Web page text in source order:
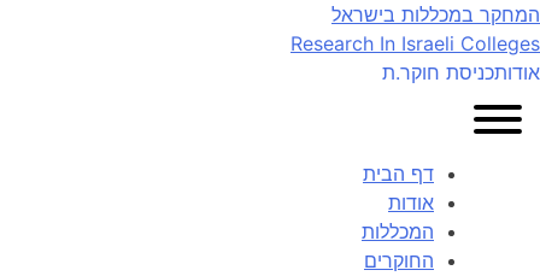
Skip
to
content
המחקר במכללות בישראל
Research In Israeli Colleges
אודותכניסת חוקר.ת
דף הבית
אודות
המכללות
החוקרים